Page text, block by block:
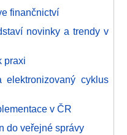
finančnictví
novinky a trendy v
praxi
cyklus
v ČR
do veřejné správy